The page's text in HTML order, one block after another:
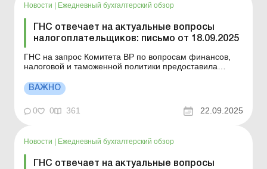
Новости | Ежедневный бухгалтерский обзор
ГНС отвечает на актуальные вопросы
налогоплательщиков: письмо от 18.09.2025
ГНС на запрос Комитета ВР по вопросам финансов,
налоговой и таможенной политики предоставила
налогового законодательства Украины. Больше по
теме: ГНС отвечает на актуальные вопросы
налогоплательщиков: письмо от 05.09.2025 ГНС
отвечает на актуальны...
ВАЖНО
0 0 361 22.09.2025
Новости Ежедневный бухгалтерский обзор
ГНС отвечает на актуальные вопросы